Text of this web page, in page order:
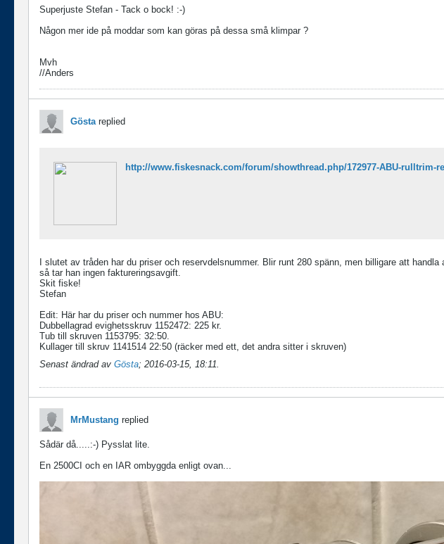
Superjuste Stefan - Tack o bock! :-)
Någon mer ide på moddar som kan göras på dessa små klimpar ?
Mvh
//Anders
Göstareplied
http://www.fiskesnack.com/forum/showthread.php/172977-ABU-
I slutet av tråden har du priser och reservdelsnummer. Blir runt 280 spänn, men billigare att
så tar han ingen faktureringsavgift.
Skit fiske!
Stefan
Edit: Här har du priser och nummer hos ABU:
Dubbellagrad evighetsskruv 1152472: 225 kr.
Tub till skruven 1153795: 32:50.
Kullager till skruv 1141514 22:50 (räcker med ett, det andra sitter i skruven)
Senast ändrad av Gösta; 2016-03-15, 18:11.
MrMustang replied
Sådär då.....:-) Pysslat lite.
En 2500CI och en IAR ombyggda enligt ovan...